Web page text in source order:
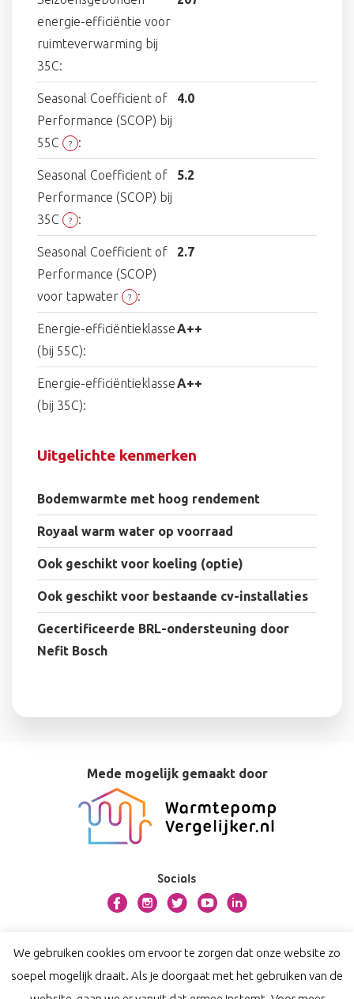
energie-efficiëntie voor
ruimteverwarming bij
35C:
Seasonal Coefficient of
Performance (SCOP) bij
55C
? :
4.0
Seasonal Coefficient of
Performance (SCOP) bij
35C
? :
5.2
Seasonal Coefficient of
Performance (SCOP)
voor tapwater
? :
2.7
Energie-efficiëntieklasse
(bij 55C):
A++
Energie-efficiëntieklasse
(bij 35C):
A++
Uitgelichte kenmerken
Bodemwarmte met hoog rendement
Royaal warm water op voorraad
Ook geschikt voor koeling (optie)
Ook geschikt voor bestaande cv-installaties
Gecertificeerde BRL-ondersteuning door
Nefit Bosch
Mede mogelijk gemaakt door
Socials
Contact
Privacy
We gebruiken cookies om ervoor te zorgen dat onze website zo
soepel mogelijk draait. Als je doorgaat met het gebruiken van de